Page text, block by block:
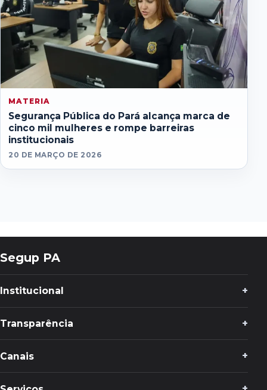
MATERIA
Segurança Pública do Pará alcança marca de
cinco mil mulheres e rompe barreiras
institucionais
20 DE MARÇO DE 2026
Segup PA
Institucional
Transparência
Canais